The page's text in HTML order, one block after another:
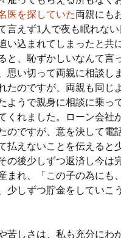
医を探していた両親にも
言えず1人で夜も眠れない
い込まれてしまったと共
と、恥ずかしいなんて言
思い切って両親に相談し
たのですが、両親も同じ
ようで親身に相談に乗っ
くれました。ローン会社
のですが、意を決して電
払えないことを伝えると
の後少しずつ返済し今は
まれ、「この子の為にも
少しずつ貯金をしていこ
苦しさは、私も充分にわ